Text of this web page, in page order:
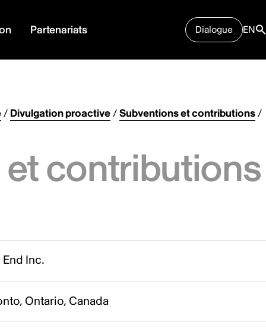
Partenariats Dialogue EN
/ Divulgation proactive/Subventions et contributions/
contributions
End Inc.
Ontario, Canada